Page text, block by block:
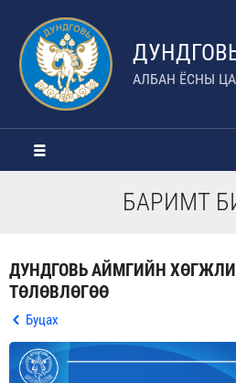
АЛБАН ЁСНЫ
БАРИМТ
ДУНДГОВЬ АЙМГИЙН
ТӨЛӨВЛӨГӨӨ
Буцах